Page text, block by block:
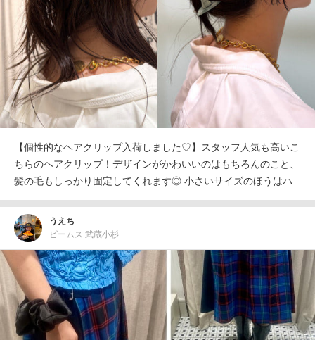
【個性的なヘアクリップ入荷しました♡】スタッフ人気も高いこ
ちらのヘアクリップ！デザインがかわいいのはもちろんのこと、
髪の毛もしっかり固定してくれます◎ 小さいサイズのほうはハ...
うえち
ビームス 武蔵小杉